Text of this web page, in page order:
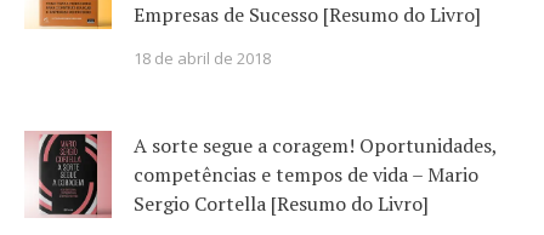
Empresas de Sucesso [Resumo do Livro]
18 de abril de 2018
A sorte segue a coragem! Oportunidades,
competências e tempos de vida – Mario
Sergio Cortella [Resumo do Livro]